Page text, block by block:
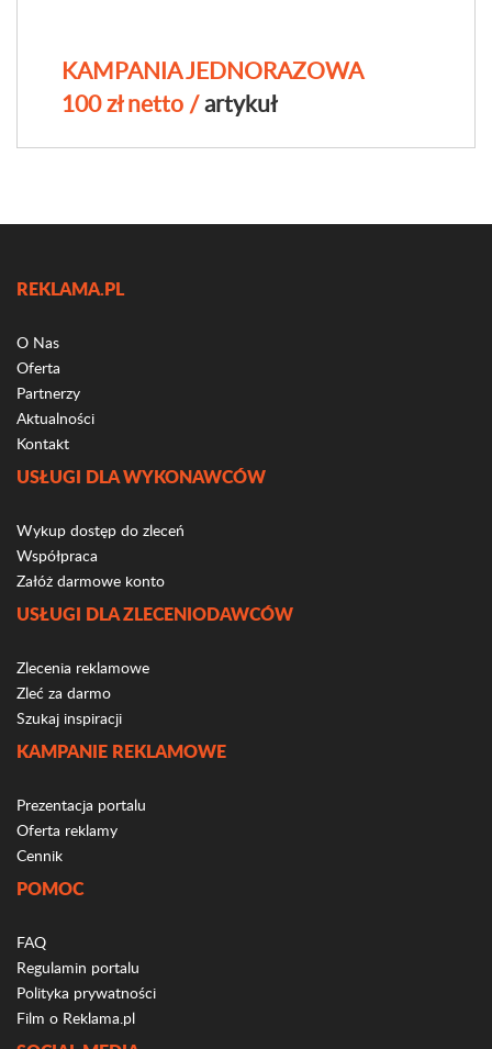
KAMPANIA JEDNORAZOWA
100 zł netto /artykuł
REKLAMA.PL
O Nas
Oferta
Partnerzy
Aktualności
Kontakt
USŁUGI DLA WYKONAWCÓW
Wykup dostęp do zleceń
Współpraca
Załóż darmowe konto
USŁUGI DLA ZLECENIODAWCÓW
Zlecenia reklamowe
Zleć za darmo
Szukaj inspiracji
KAMPANIE REKLAMOWE
Prezentacja portalu
Oferta reklamy
Cennik
POMOC
FAQ
Regulamin portalu
Polityka prywatności
Film o Reklama.pl